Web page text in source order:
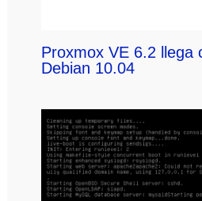
Proxmox VE 6.2 llega
Debian 10.04